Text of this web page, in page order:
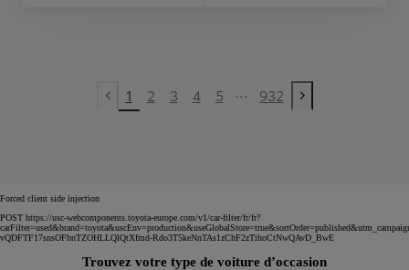
Previous page
1 2 3 4 5 ... 932
Next page
Forced client side injection
POST https://usc-webcomponents.toyota-europe.com/v1/car-filter/fr/fr?
vQDFTF17snsOFbnTZOHLLQlQtXfmd-Rdo3T5keNnTAs1zChF2zTihoCtNwQAvD_BwE
Trouvez votre type de voiture d’occasion